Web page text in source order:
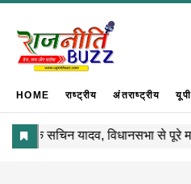
HOME राष्ट्रीय अंतराष्ट्रीय यूपी